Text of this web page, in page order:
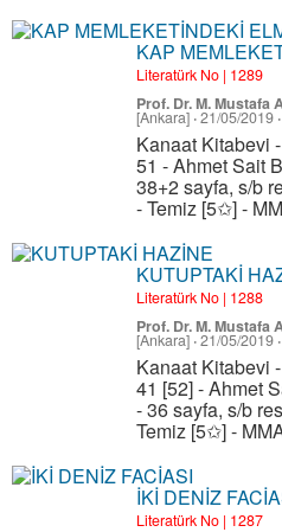
KAP
Literatürk No | 1289
Prof. Dr. M. Mustafa
[Ankara] ·21/05/2019 ·
Kanaat Kitabevi
51 - Ahmet Sait
38+2 sayfa, s/b
- Temiz [5✩] -
KUTUPTAKİ
Literatürk No | 1288
Prof. Dr. M. Mustafa
[Ankara] ·21/05/2019 ·
Kanaat Kitabevi
41 [52] - Ahmet
- 36 sayfa, s/b
Temiz [5✩] -
İKİ DENİZ
Literatürk No | 1287